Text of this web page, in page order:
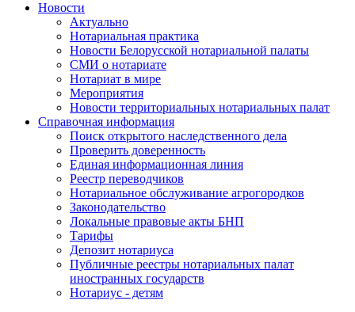
Новости
Актуально
Нотариальная практика
Новости Белорусской нотариальной палаты
СМИ о нотариате
Нотариат в мире
Мероприятия
Новости территориальных нотариальных палат
Справочная информация
Поиск открытого наследственного дела
Проверить доверенность
Единая информационная линия
Реестр переводчиков
Нотариальное обслуживание агрогородков
Законодательство
Локальные правовые акты БНП
Тарифы
Депозит нотариуса
Публичные реестры нотариальных палат
иностранных государств
Нотариус - детям